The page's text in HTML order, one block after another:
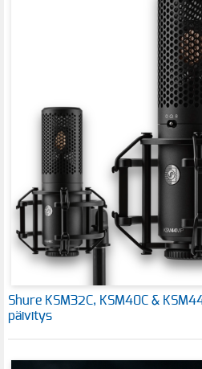
Shure KSM32C, KSM40C &
päivitys